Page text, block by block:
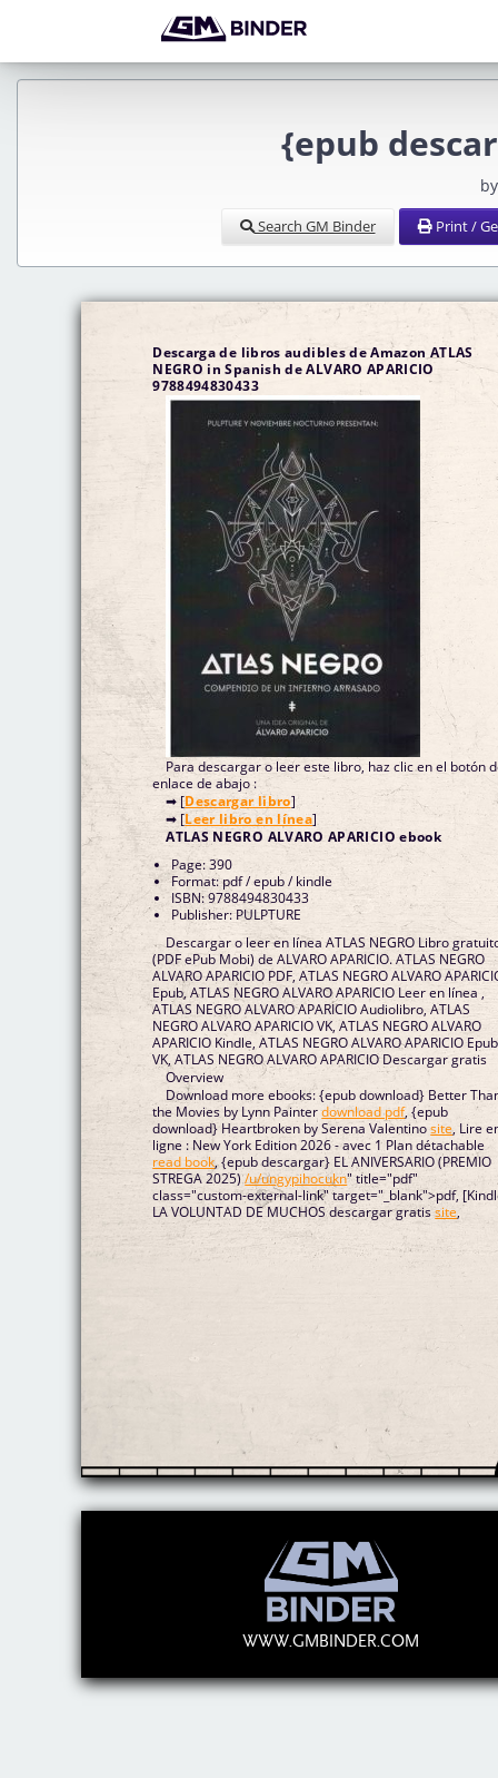
{epub
Search GM Binder Print /
Descarga de libros audibles de Amazon ATLAS
NEGRO in Spanish de ALVARO APARICIO
9788494830433
Para descargar o leer este libro, haz clic en el botón
enlace de abajo :
➡ [Descargar libro]
➡ [Leer libro en línea]
ATLAS NEGRO ALVARO APARICIO ebook
Page: 390
Format: pdf / epub / kindle
ISBN: 9788494830433
Publisher: PULPTURE
Descargar o leer en línea ATLAS NEGRO Libro
(PDF ePub Mobi) de ALVARO APARICIO. ATLAS NEGRO
ALVARO APARICIO PDF, ATLAS NEGRO ALVARO
Epub, ATLAS NEGRO ALVARO APARICIO Leer en línea ,
ATLAS NEGRO ALVARO APARICIO Audiolibro, ATLAS
NEGRO ALVARO APARICIO VK, ATLAS NEGRO ALVARO
APARICIO Kindle, ATLAS NEGRO ALVARO APARICIO Epub
VK, ATLAS NEGRO ALVARO APARICIO Descargar gratis
Overview
Download more ebooks: {epub download} Better
the Movies by Lynn Painterdownload pdf, {epub
download} Heartbroken by Serena Valentinosite, Lire
ligne : New York Edition 2026 - avec 1 Plan détachable
read book, {epub descargar} EL ANIVERSARIO (PREMIO
STREGA 2025)/u/ungypihocukn" title="pdf"
class="custom-external-link" target="_blank">pdf,
LA VOLUNTAD DE MUCHOS descargar gratissite,
WWW.GMBINDER.COM